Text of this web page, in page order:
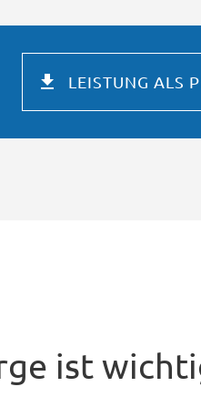
LEISTUNG ALS
ist